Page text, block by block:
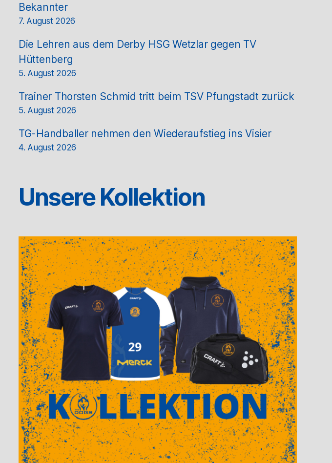
Bekannter
7. August 2026
Die Lehren aus dem Derby HSG Wetzlar gegen TV
Hüttenberg
5. August 2026
Trainer Thorsten Schmid tritt beim TSV Pfungstadt zurück
5. August 2026
TG-Handballer nehmen den Wiederaufstieg ins Visier
4. August 2026
Unsere Kollektion